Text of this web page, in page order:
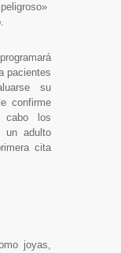
pacientes
su
confirme
cabo los
un adulto
cita
joyas,